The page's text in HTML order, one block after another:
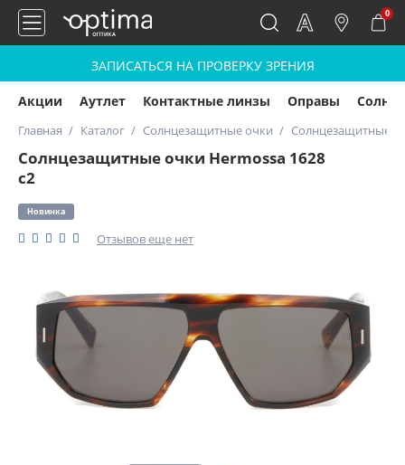
0
ЗАПИСАТЬСЯ НА ПРОВЕРКУ ЗРЕНИЯ
Акции Аутлет Контактные линзы Оправы
Главная Каталог Солнцезащитные очки Солнцезащитные
Солнцезащитные очки Hermossa 1628
с2
Новинка
Отзывов еще нет